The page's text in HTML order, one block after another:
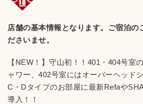
店舗の基本情報となります。 ご宿泊の
ださいませ。
【NEW！】守山初！！401・404号室
ャワー、402号室にはオーバーヘッド
C・Dタイプのお部屋に最新Refaや
導入！！